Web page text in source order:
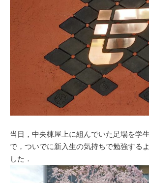
当日，中央棟屋上に組んでいた足場を学
で，ついでに新入生の気持ちで勉強する
した．